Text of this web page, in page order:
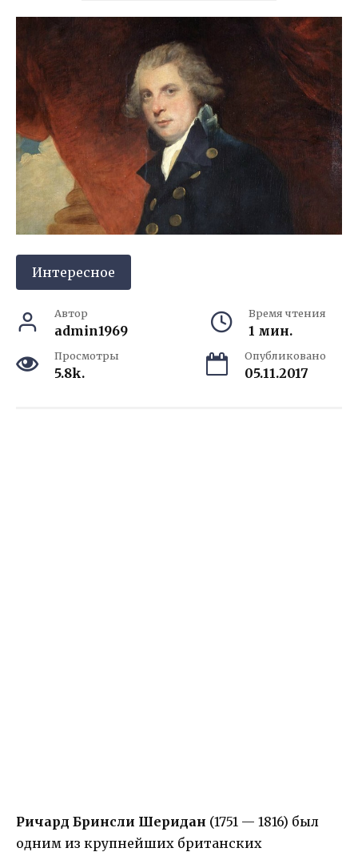
Интересное
Автор
admin1969
Время чтения
1 мин.
Просмотры
5.8k.
Опубликовано
05.11.2017
Ричард Бринсли Шеридан (1751 — 1816) был
одним из крупнейших британских